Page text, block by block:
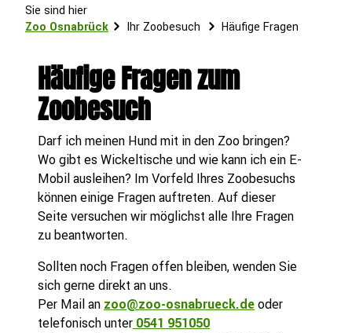
Sie sind hier
Zoo Osnabrück
Ihr Zoobesuch Häufige Fragen
Häufige Fragen zum
Zoobesuch
Darf ich meinen Hund mit in den Zoo bringen?
Wo gibt es Wickeltische und wie kann ich ein E-
Mobil ausleihen? Im Vorfeld Ihres Zoobesuchs
können einige Fragen auftreten. Auf dieser
Seite versuchen wir möglichst alle Ihre Fragen
zu beantworten.
Sollten noch Fragen offen bleiben, wenden Sie
sich gerne direkt an uns.
Per Mail an zoo@zoo-osnabrueck.de oder
telefonisch unter 0541 951050